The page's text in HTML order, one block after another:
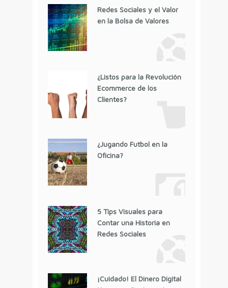
Redes Sociales y el Valor
en la Bolsa de Valores
¿Listos para la Revolución
Ecommerce de los
Clientes?
¿Jugando Futbol en la
Oficina?
5 Tips Visuales para
Contar una Historia en
Redes Sociales
¡Cuidado! El Dinero Digital